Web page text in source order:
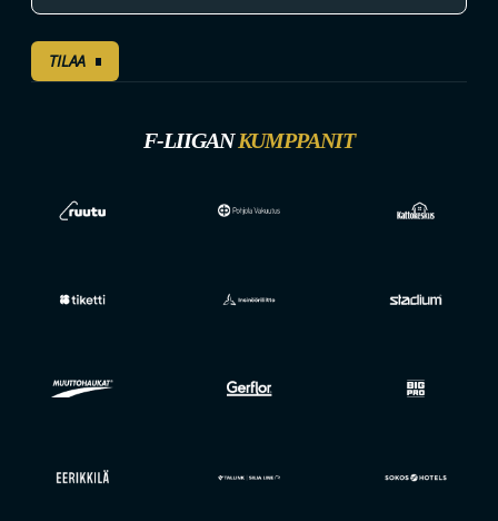
TILAA
F-LIIGANKUMPPANIT